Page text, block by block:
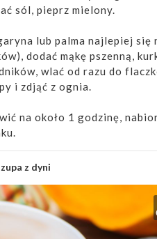
sól, pieprz mielony.
lub palma najlepiej się
dodać mąkę pszenną,
wlać od razu do
i zdjąć z ognia.
na około 1 godzinę,
z dyni